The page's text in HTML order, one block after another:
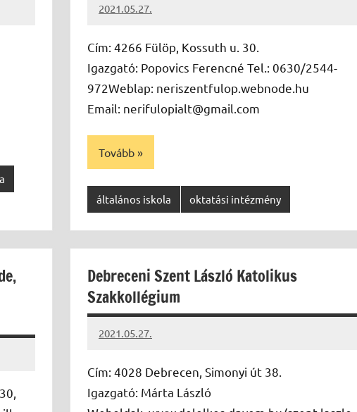
2021.05.27.
Papp
Cím: 4266 Fülöp, Kossuth u. 30.
Igazgató: Popovics Ferencné Tel.: 0630/2544-
972Weblap: neriszentfulop.webnode.hu
Email: nerifulopialt@gmail.com
Tovább
általános iskola oktatási intézmény
Debreceni Szent László Katolikus
Szakkollégium
2021.05.27.
Papp
Cím: 4028 Debrecen, Simonyi út 38.
Igazgató: Márta László